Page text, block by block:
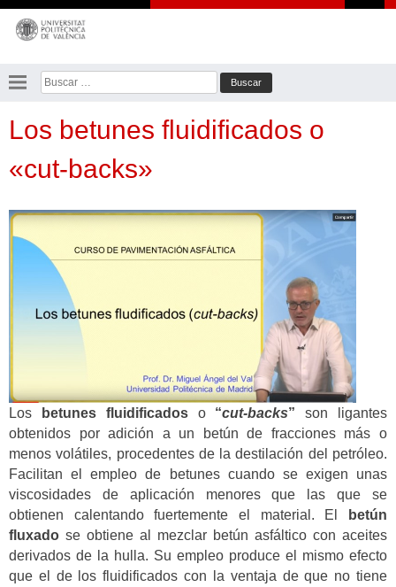
Saltar
contenido
Buscar:
Los betunes fluidificados o
«cut-backs»
Los betunes fluidificadoso “cut-backs” son ligantes
obtenidos por adición a un betún de fracciones más o
menos volátiles, procedentes de la destilación del petróleo.
Facilitan el empleo de betunes cuando se exigen unas
viscosidades de aplicación menores que las que se
obtienen calentando fuertemente el material. El
betún
fluxado se obtiene al mezclar betún asfáltico con aceites
derivados de la hulla. Su empleo produce el mismo efecto
que el de los fluidificados con la ventaja de que no tiene